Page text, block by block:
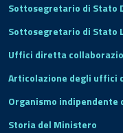
Sottosegretario di Stato
Sottosegretario di Stato
Uffici diretta
Articolazione degli uffici
Organismo
Storia del Ministero